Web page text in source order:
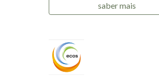
saber mais